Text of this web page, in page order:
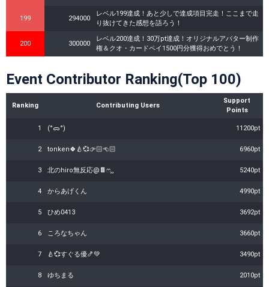
199 294000
レベル199達成！あと少しで達成項目完走！ここまで走
り抜けてきた感想を語ろう！
200 300000
レベル200達成！30万pt達成！オリジナルアバター制作
権＆クオ・カードペイ1500円分獲得おめでとう！
Event Contributor Ranking(Top 100)
Ranking Contributing Users
Support
Points
1 (°ᯅ°) 11200pt
2 tonken🍀🍐💞👉🏻👈🏻 6960pt
3 北のhiro無反応@🍫ෆ‪⸒⸒ 5240pt
4 からあげくん 4990pt
5 ひめ0413 3692pt
6 ころなちゃん 3660pt
7 🍐💞すぐる優🍤💚 3490pt
8 ゆちまる 2010pt